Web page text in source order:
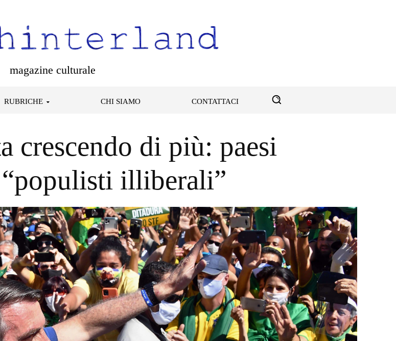
magazine culturale
RUBRICHE CHI SIAMO CONTATTACI
crescendo di più: paesi
illiberali”